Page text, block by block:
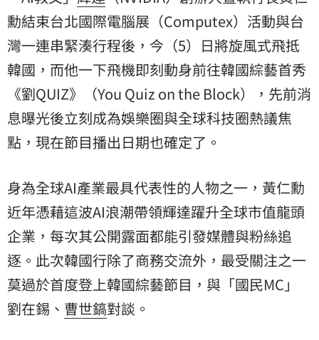
勳結束台北國際電腦展（Computex）活動與台
灣一連串緊湊行程後，今（5）日將旋風式飛抵
韓國，而他一下飛機即刻動身前往韓國綜藝首秀
《劉QUIZ》（You Quiz on the Block），先前消
息曝光後立刻成為娛樂圈與全球科技圈熱議焦
點，現在節目播出日期也確定了。
身為全球AI產業最具代表性的人物之一，黃仁勳
近年憑藉這波AI浪潮帶領輝達躍升全球市值龍頭
企業，每次其公開露面都能引發媒體與粉絲追
逐。此次韓國行除了商務交流外，最受關注之一
莫過於首度登上韓國綜藝節目，與「國民MC」
劉在錫 、 曹世鎬對談。